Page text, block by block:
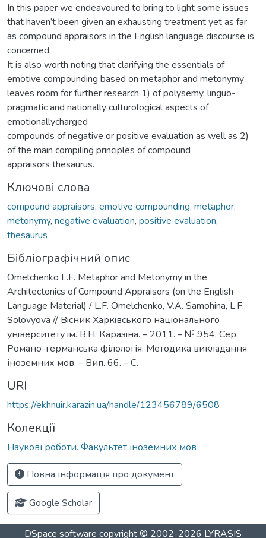
In this paper we endeavoured to bring to light some issues
that haven’t been given an exhausting treatment yet as far
as compound appraisors in the English language discourse is
concerned.
It is also worth noting that clarifying the essentials of
emotive compounding based on metaphor and metonymy
leaves room for further research 1) of polysemy, linguo-
pragmatic and nationally culturological aspects of
emotionallycharged
compounds of negative or positive evaluation as well as 2)
of the main compiling principles of compound
appraisors thesaurus.
Ключові слова
compound appraisors, emotive compounding, metaphor,
metonymy, negative evaluation, positive evaluation,
thesaurus
Бібліографічний опис
Omelchenko L.F. Metaphor and Metonymy in the
Architectonics of Compound Appraisors (on the English
Language Material) / L.F. Omelchenko, V.A. Samohina, L.F.
Solovyova // Вiсник Харкiвського нацiонального
унiверситету iм. В.Н. Каразiна. – 2011. – № 954. Сер.
Романо-германська філологія. Методика викладання
іноземних мов. – Вип. 66. – С.
URI
https://ekhnuir.karazin.ua/handle/123456789/6508
Колекції
Наукові роботи. Факультет іноземних мов
Повна інформація про документ
Google Scholar
DSpace software copyright © 2002-2026 LYRASIS